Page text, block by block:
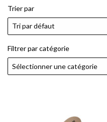
Trier par
Filtrer par catégorie